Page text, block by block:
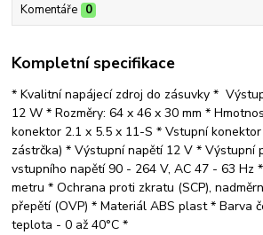
Komentáře 0
Kompletní specifikace
* Kvalitní napájecí zdroj do zásuvky *
12 W * Rozměry: 64 x 46 x 30 mm *
konektor 2.1 x 5.5 x 11-S * Vstupní
zástrčka) * Výstupní napětí 12 V * Výstupní
vstupního napětí 90 - 264 V, AC 47 - 63 Hz
metru * Ochrana proti zkratu (SCP),
přepětí (OVP) * Materiál ABS plast * Barva
teplota - 0 až 40°C *